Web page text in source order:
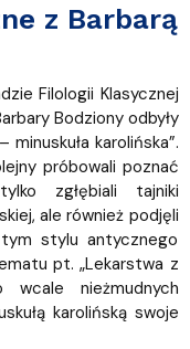
z Barbarą
Filologii Klasycznej
Bodziony odbyły
karolińska”.
próbowali poznać
zgłębiali tajniki
ale również podjęli
stylu antycznego
pt. „Lekarstwa z
nieżmudnych
karolińską swoje